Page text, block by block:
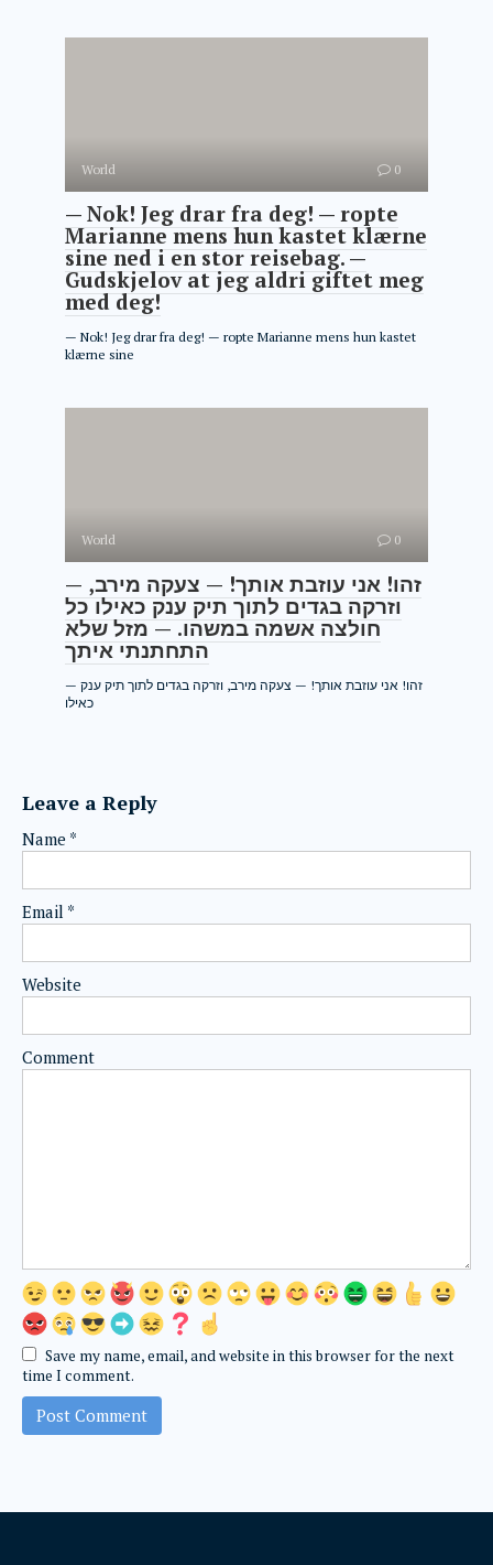
World 0
— Nok! Jeg drar fra deg! — ropte
Marianne mens hun kastet klærne
sine ned i en stor reisebag. —
Gudskjelov at jeg aldri giftet meg
med deg!
— Nok! Jeg drar fra deg! — ropte Marianne mens hun kastet
klærne sine
World 0
— זהו! אני עוזבת אותך! — צעקה מירב,
וזרקה בגדים לתוך תיק ענק כאילו כל
חולצה אשמה במשהו. — מזל שלא
התחתנתי איתך
— זהו! אני עוזבת אותך! — צעקה מירב, וזרקה בגדים לתוך תיק ענק
כאילו
Leave a Reply
Name *
Email *
Website
Comment
Save my name, email, and website in this browser for the next
time I comment.